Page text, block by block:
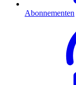
Abonnementen